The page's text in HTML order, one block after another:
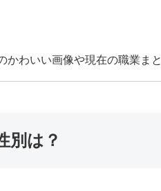
かわいい画像や現在の職業ま
別は？